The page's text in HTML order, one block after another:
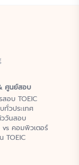
ศูนย์สอบ
อบ TOEIC
วประเทศ
ววันสอบ
vs คอมพิวเตอร์
TOEIC